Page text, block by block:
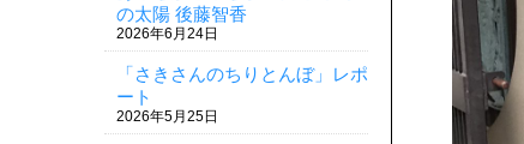
の太陽 後藤智香
2026年6月24日
「さきさんのちりとんぼ」レポ
ート
2026年5月25日